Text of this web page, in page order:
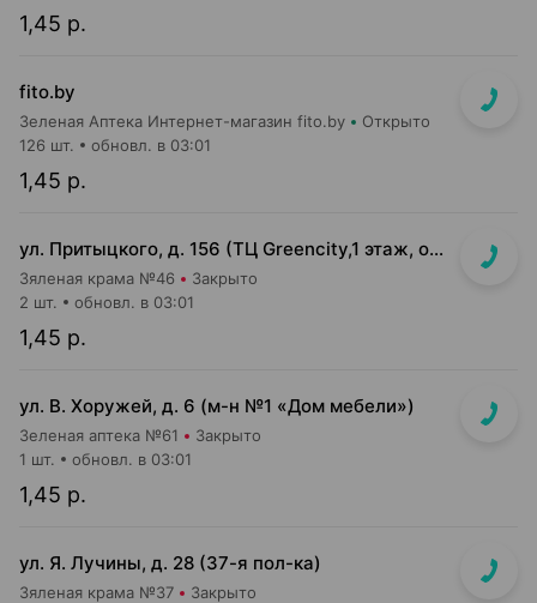
1,45 р.
fito.by
Зеленая Аптека Интернет-магазин fito.by Открыто
1,45 р.
126 шт. обновл. в 03:01
ул. Притыцкого, д. 156 (ТЦ Greencity,1 этаж, островок за эскалатором))
Зяленая крама №46 Закрыто
1,45 р.
2 шт. обновл. в 03:01
ул. В. Хоружей, д. 6 (м-н №1 «Дом мебели»)
Зеленая аптека №61 Закрыто
1,45 р.
1 шт. обновл. в 03:01
ул. Я. Лучины, д. 28 (37-я пол-ка)
Зяленая крама №37 Закрыто